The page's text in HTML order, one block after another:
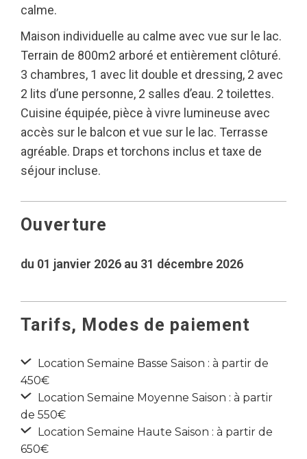
calme.
Maison individuelle au calme avec vue sur le lac.
Terrain de 800m2 arboré et entièrement clôturé.
3 chambres, 1 avec lit double et dressing, 2 avec
2 lits d’une personne, 2 salles d’eau. 2 toilettes.
Cuisine équipée, pièce à vivre lumineuse avec
accès sur le balcon et vue sur le lac. Terrasse
agréable. Draps et torchons inclus et taxe de
séjour incluse.
Ouverture
du 01 janvier 2026 au 31 décembre 2026
Tarifs, Modes de paiement
Location Semaine Basse Saison : à partir de
450€
Location Semaine Moyenne Saison : à partir
de 550€
Location Semaine Haute Saison : à partir de
650€